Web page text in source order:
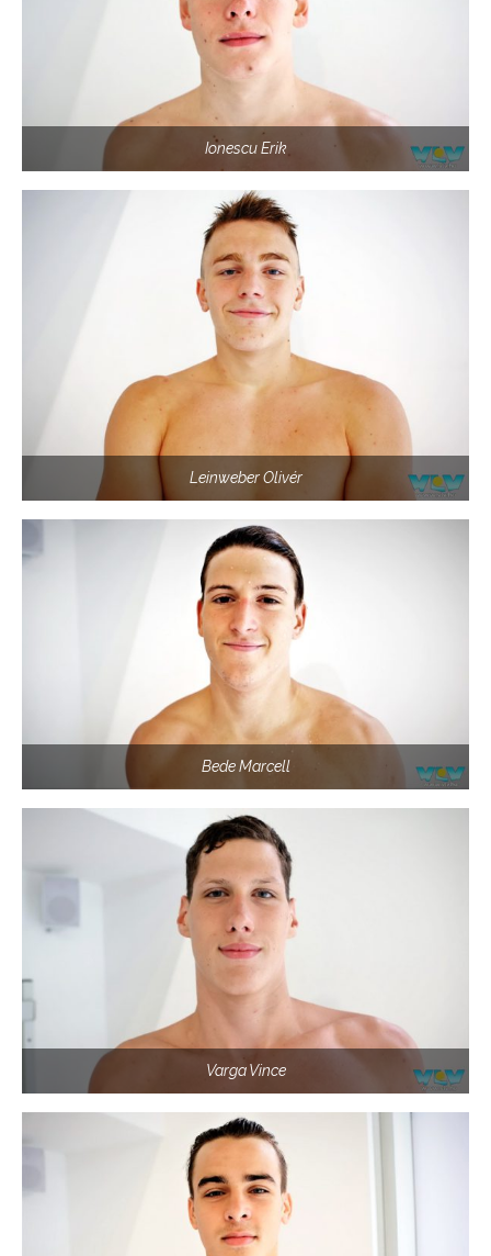
Ionescu Erik
Leinweber Olivér
Bede Marcell
Varga Vince